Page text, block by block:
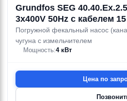
Grundfos SEG
3x400V 50Hz с кабелем
Погружной фекальный насос
чугуна с измельчителем
Мощность:4 кВт
Цена по